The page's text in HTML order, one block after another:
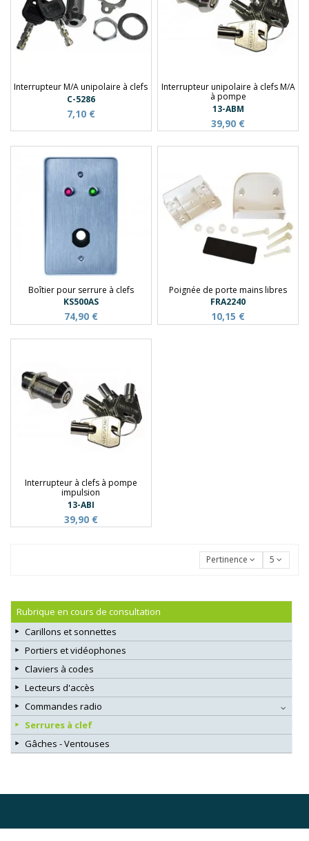
Interrupteur M/A unipolaire à clefs
C-5286
7,10 €
Interrupteur unipolaire à clefs M/A
à pompe
13-ABM
39,90 €
Boîtier pour serrure à clefs
KS500AS
74,90 €
Poignée de porte mains libres
FRA2240
10,15 €
Interrupteur à clefs à pompe
impulsion
13-ABI
39,90 €
Pertinence 5
Rubrique en cours de consultation
Carillons et sonnettes
Portiers et vidéophones
Claviers à codes
Lecteurs d'accès
Commandes radio
Serrures à clef
Gâches - Ventouses